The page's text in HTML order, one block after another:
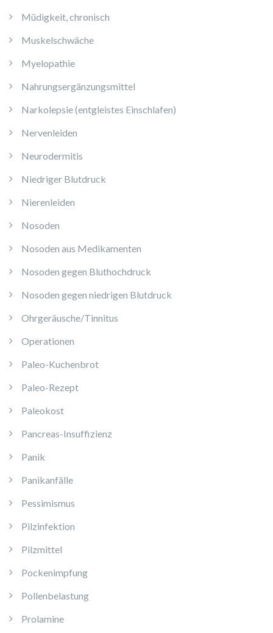
Müdigkeit, chronisch
Muskelschwäche
Myelopathie
Nahrungsergänzungsmittel
Narkolepsie (entgleistes Einschlafen)
Nervenleiden
Neurodermitis
Niedriger Blutdruck
Nierenleiden
Nosoden
Nosoden aus Medikamenten
Nosoden gegen Bluthochdruck
Nosoden gegen niedrigen Blutdruck
Ohrgeräusche/Tinnitus
Operationen
Paleo-Kuchenbrot
Paleo-Rezept
Paleokost
Pancreas-Insuffizienz
Panik
Panikanfälle
Pessimismus
Pilzinfektion
Pilzmittel
Pockenimpfung
Pollenbelastung
Prolamine